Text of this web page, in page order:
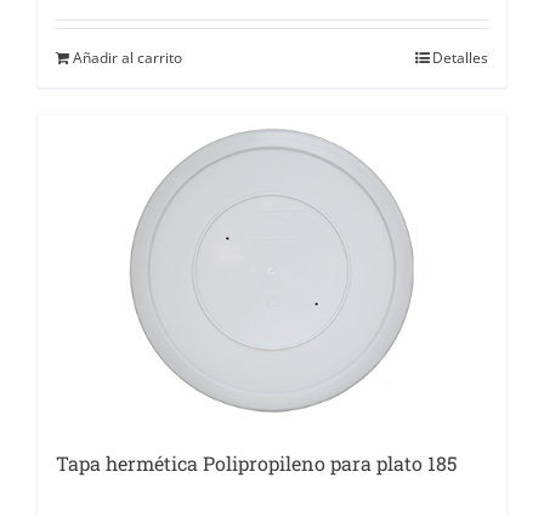
Añadir al carrito Detalles
Tapa hermética Polipropileno para plato 185